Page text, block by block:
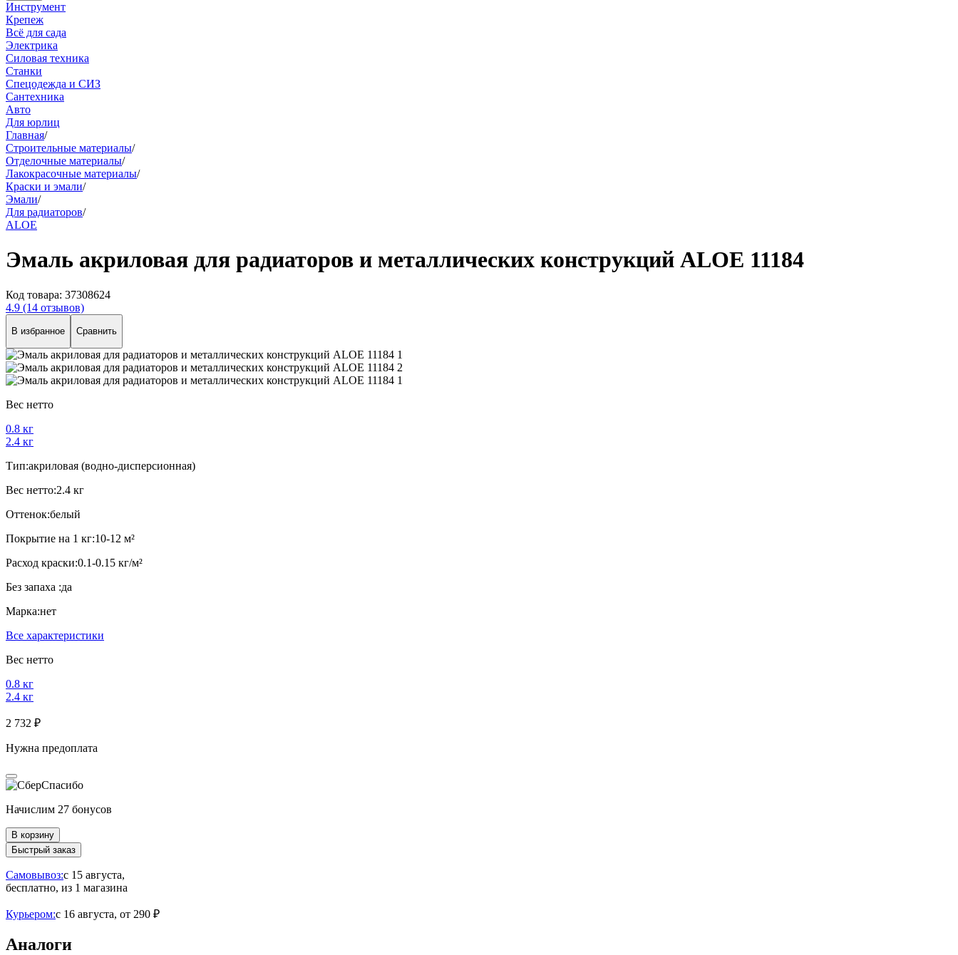
Инструмент
Крепеж
Всё для сада
Электрика
Силовая техника
Станки
Спецодежда и СИЗ
Сантехника
Авто
Для юрлиц
Главная/
Строительные материалы/
Отделочные материалы/
Лакокрасочные материалы/
Краски и эмали/
Эмали/
Для радиаторов/
ALOE
Эмаль акриловая для радиаторов и металлических конструкций ALOE 11184
Код товара: 37308624
4.9 (14 отзывов)
В избранное Сравнить
Вес нетто
0.8 кг
2.4 кг
Тип:акриловая (водно-дисперсионная)
Вес нетто:2.4 кг
Оттенок:белый
Покрытие на 1 кг:10-12 м²
Расход краски:0.1-0.15 кг/м²
Без запаха :да
Марка:нет
Все характеристики
Вес нетто
0.8 кг
2.4 кг
2 732 ₽
Нужна предоплата
Начислим 27 бонусов
В корзину
Быстрый заказ
Самовывоз:c 15 августа,
бесплатно, из 1 магазина
Курьером:c 16 августа, от 290 ₽
Аналоги